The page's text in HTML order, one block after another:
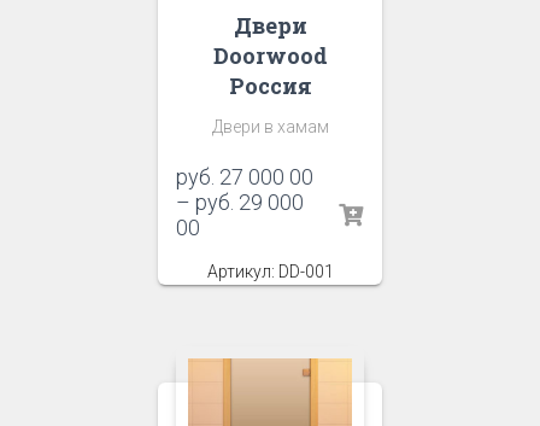
Двери
Doorwood
Россия
Двери в хамам
руб. 27 000 00
– руб. 29 000
00
Артикул: DD-001